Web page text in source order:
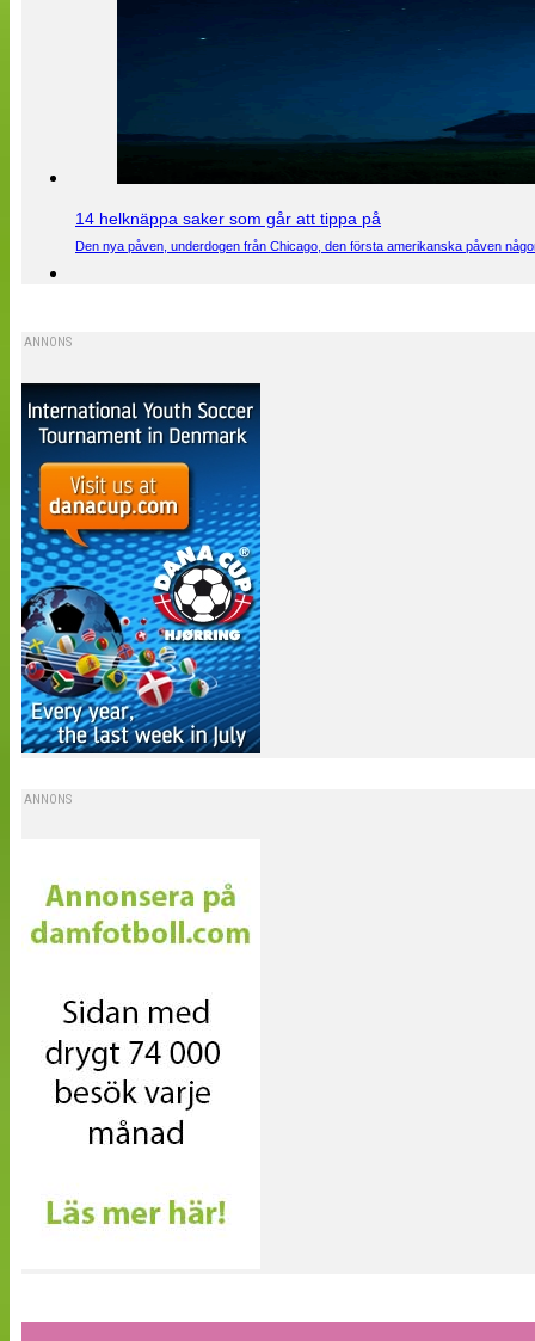
14 helknäppa saker som går att tippa på
Den nya påven, underdogen från Chicago, den första amerikanska påven
ANNONS
ANNONS